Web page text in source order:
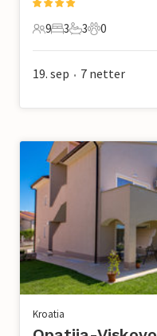
9 Gjester
9
3 Soverom
3
3 Bad
3
0 Kjæledyr
0
19. sep • 7 netter
Kroatia